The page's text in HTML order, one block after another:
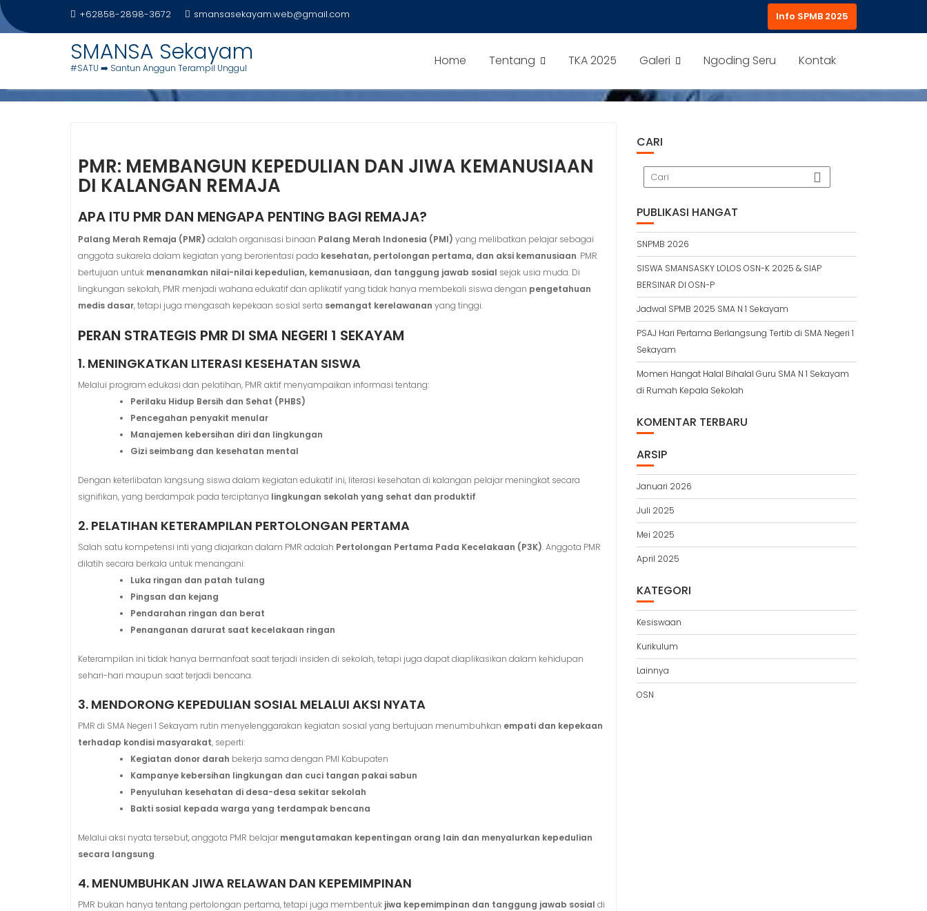
S
o
+62858-2898-3672 smansasekayam.web@gmail.com Info SPMB 2025
SMANSA Sekayam
#SATU ➡️ Santun Anggun Terampil Unggul Home Tentang TKA 2025 Galeri Ngoding Seru Kontak
PMR
PMR: MEMBANGUN KEPEDULIAN DAN JIWA KEMANUSIAAN
DI KALANGAN REMAJA
APA ITU PMR DAN MENGAPA PENTING BAGI REMAJA?
Palang Merah Remaja (PMR) adalah organisasi binaan Palang Merah Indonesia (PMI) yang melibatkan pelajar sebagai
anggota sukarela dalam kegiatan yang berorientasi pada kesehatan, pertolongan pertama, dan aksi kemanusiaan. PMR
bertujuan untuk menanamkan nilai-nilai kepedulian, kemanusiaan, dan tanggung jawab sosial sejak usia muda. Di
lingkungan sekolah, PMR menjadi wahana edukatif dan aplikatif yang tidak hanya membekali siswa dengan pengetahuan
medis dasar, tetapi juga mengasah kepekaan sosial serta semangat kerelawanan yang tinggi.
PERAN STRATEGIS PMR DI SMA NEGERI 1 SEKAYAM
1. MENINGKATKAN LITERASI KESEHATAN SISWA
Melalui program edukasi dan pelatihan, PMR aktif menyampaikan informasi tentang:
Perilaku Hidup Bersih dan Sehat (PHBS)
Pencegahan penyakit menular
Manajemen kebersihan diri dan lingkungan
Gizi seimbang dan kesehatan mental
Dengan keterlibatan langsung siswa dalam kegiatan edukatif ini, literasi kesehatan di kalangan pelajar meningkat secara
signifikan, yang berdampak pada terciptanya lingkungan sekolah yang sehat dan produktif.
2. PELATIHAN KETERAMPILAN PERTOLONGAN PERTAMA
Salah satu kompetensi inti yang diajarkan dalam PMR adalah Pertolongan Pertama Pada Kecelakaan (P3K). Anggota PMR
dilatih secara berkala untuk menangani:
Luka ringan dan patah tulang
Pingsan dan kejang
Pendarahan ringan dan berat
Penanganan darurat saat kecelakaan ringan
Keterampilan ini tidak hanya bermanfaat saat terjadi insiden di sekolah, tetapi juga dapat diaplikasikan dalam kehidupan
sehari-hari maupun saat terjadi bencana.
3. MENDORONG KEPEDULIAN SOSIAL MELALUI AKSI NYATA
PMR di SMA Negeri 1 Sekayam rutin menyelenggarakan kegiatan sosial yang bertujuan menumbuhkan empati dan kepekaan
terhadap kondisi masyarakat, seperti:
Kegiatan donor darah bekerja sama dengan PMI Kabupaten
Kampanye kebersihan lingkungan dan cuci tangan pakai sabun
Penyuluhan kesehatan di desa-desa sekitar sekolah
Bakti sosial kepada warga yang terdampak bencana
Melalui aksi nyata tersebut, anggota PMR belajar mengutamakan kepentingan orang lain dan menyalurkan kepedulian
secara langsung.
4. MENUMBUHKAN JIWA RELAWAN DAN KEPEMIMPINAN
PMR bukan hanya tentang pertolongan pertama, tetapi juga membentuk jiwa kepemimpinan dan tanggung jawab sosial di
CARI
PUBLIKASI HANGAT
SNPMB 2026
SISWA SMANSASKY LOLOS OSN-K 2025 & SIAP
BERSINAR DI OSN-P
Jadwal SPMB 2025 SMA N 1 Sekayam
PSAJ Hari Pertama Berlangsung Tertib di SMA Negeri 1
Sekayam
Momen Hangat Halal Bihalal Guru SMA N 1 Sekayam
di Rumah Kepala Sekolah
KOMENTAR TERBARU
ARSIP
Januari 2026
Juli 2025
Mei 2025
April 2025
KATEGORI
Kesiswaan
Kurikulum
Lainnya
OSN